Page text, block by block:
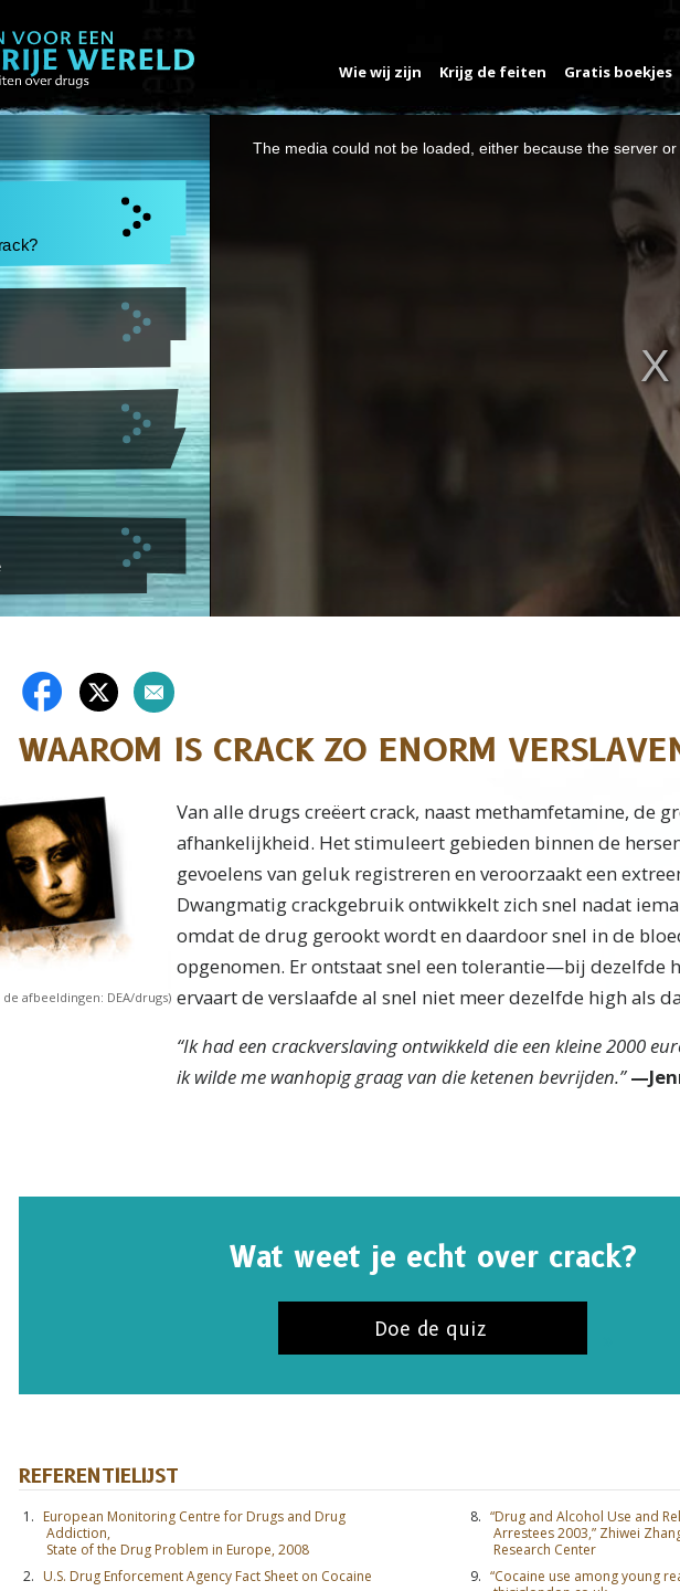
Wie wij zijn Krijg de feiten Gratis boekjes
The media could not be loaded, either because the server
WAAROM IS CRACK ZO ENORM
afbeeldingen: DEA/drugs)
Van alle drugs creëert crack, naast methamfetamine, de
afhankelijkheid. Het stimuleert gebieden binnen de
gevoelens van geluk registreren en veroorzaakt een
Dwangmatig crackgebruik ontwikkelt zich snel nadat
omdat de drug gerookt wordt en daardoor snel in de
opgenomen. Er ontstaat snel een tolerantie—bij dezelfde
ervaart de verslaafde al snel niet meer dezelfde high als
“Ik had een crackverslaving ontwikkeld die een kleine 2000
ik wilde me wanhopig graag van dieketenen bevrijden.”
Wat weet je echt over crack?
Doe de quiz
REFERENTIELIJST
European Monitoring Centre for Drugs and Drug
Addiction,
State of the Drug Problem in Europe, 2008
U.S. Drug Enforcement Agency Fact Sheet on Cocaine
“Drug and Alcohol Use and
Arrestees 2003,” Zhiwei
Research Center
“Cocaine use among young